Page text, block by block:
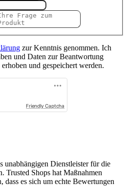
zur Kenntnis genommen. Ich
und Daten zur Beantwortung
und gespeichert werden.
Friendly Captcha
unabhängigen Dienstleister für die
Trusted Shops hat Maßnahmen
dass es sich um echte Bewertungen